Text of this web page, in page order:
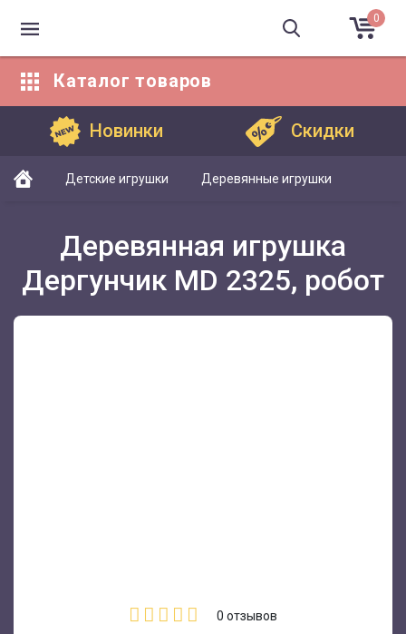
0
Каталог товаров
Новинки Скидки
Детские игрушки Деревянные игрушки
Деревянная игрушка
Дергунчик MD 2325, робот
0 отзывов